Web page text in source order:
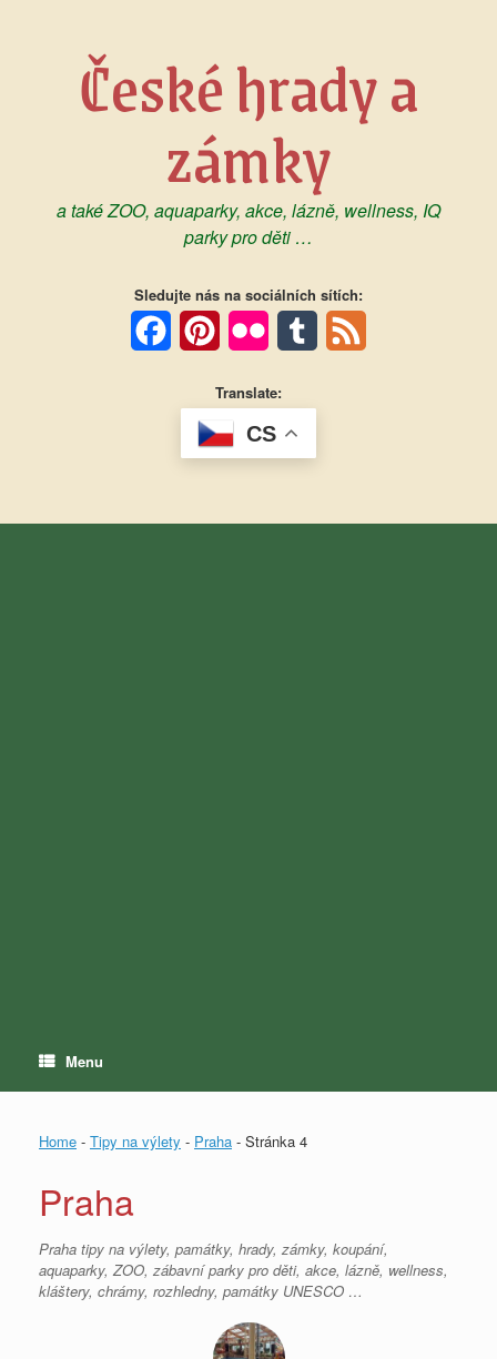
České hrady a
zámky
a také ZOO, aquaparky, akce, lázně, wellness, IQ
parky pro děti …
Sledujte nás na sociálních sítích:
FacebookPinterestFlickr Tumblr
Translate:
CS
Menu
Home - Tipy na výlety - Praha - Stránka 4
Praha
Praha tipy na výlety, památky, hrady, zámky, koupání,
aquaparky, ZOO, zábavní parky pro děti, akce, lázně, wellness,
kláštery, chrámy, rozhledny, památky UNESCO …